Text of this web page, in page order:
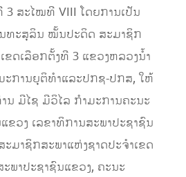
3 ສະໄໝທີ VIII ໂດຍການເປັນ
ທະສຸລິນ ໝັ້ນປະດິດ ສະມາຊິກ
ຂດເລືອກຕັ້ງທີ 3 ແຂວງຫລວງນ້ຳ
ະການຍຸຕິທຳແລະປກຊ-ປກສ, ໃຫ້
ນ ມີໄຊ ມີວິໄລ ກຳມະການຄະນະ
ຂວງ ເລຂາທິການສະພາປະຊາຊົນ
ມາຊິກສະພາແຫ່ງຊາດປະຈຳເຂດ
ພາປະຊາຊົນແຂວງ, ຄະນະ